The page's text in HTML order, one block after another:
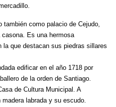
también como palacio de Cejudo,
Es una hermosa
que destacan sus piedras sillares
edificar en el año 1718 por
de la orden de Santiago.
de Cultura Municipal. A
labrada y su escudo.